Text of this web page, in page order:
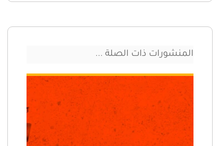
المنشورات ذات الصلة ...